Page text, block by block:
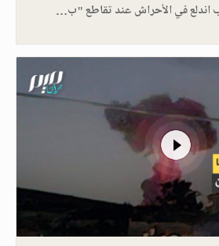
في الأحراش عند تقاطع "ب…